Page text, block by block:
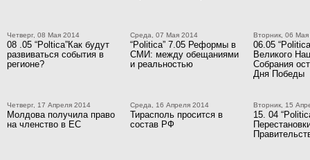
Четверг, 08 Мая 2014
08 .05 “Poltica”Как будут
развиваться события в
регионе?
Среда, 07 Мая 2014
“Politica” 7.05 Реформы в
СМИ: между обещаниями
и реальностью
Вторник, 06
06.05
Великого
Собрания
Дня Победы
Четверг, 17 Апреля 2014
Молдова получила право
на членство в ЕС
Среда, 16 Апреля 2014
Тирасполь просится в
состав РФ
Вторник, 15
15. 04